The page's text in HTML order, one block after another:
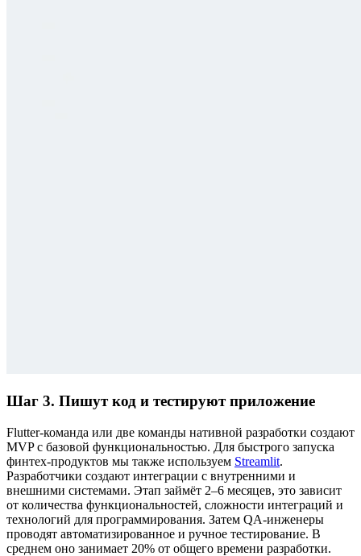
Шаг 3. Пишут код и тестируют приложение
Flutter-команда или две команды нативной разработки создают
MVP с базовой функциональностью. Для быстрого запуска
финтех-продуктов мы также используем Streamlit.
Разработчики создают интеграции с внутренними и
внешними системами. Этап займёт 2–6 месяцев, это зависит
от количества функциональностей, сложности интеграций и
технологий для программирования. Затем QA-инженеры
проводят автоматизированное и ручное тестирование. В
среднем оно занимает 20% от общего времени разработки.